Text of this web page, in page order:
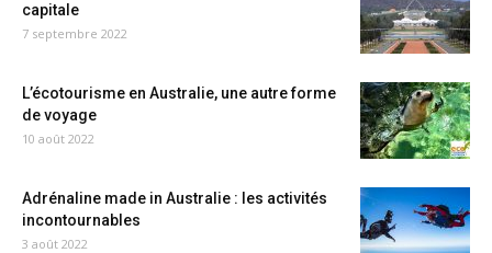
capitale
7 septembre 2022
L’écotourisme en Australie, une autre forme
de voyage
10 août 2022
Adrénaline made in Australie : les activités
incontournables
3 août 2022